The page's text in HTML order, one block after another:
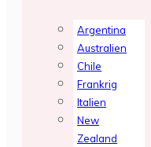
Argentina
Australien
Chile
Frankrig
Italien
New
Zealand